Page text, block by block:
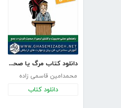
دانلود کتاب مرگ یا صحبت کردن در جمع
محمدامین قاسمی زاده
دانلود کتاب